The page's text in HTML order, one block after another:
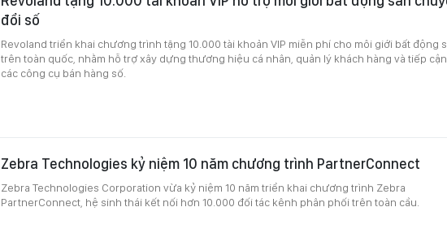
đổi số
Revoland triển khai chương trình tặng 10.000 tài khoản VIP miễn phí cho môi giới bất động
trên toàn quốc, nhằm hỗ trợ xây dựng thương hiệu cá nhân, quản lý khách hàng và tiếp cận
các công cụ bán hàng số.
Zebra Technologies kỷ niệm 10 năm chương trình PartnerConnect
Zebra Technologies Corporation vừa kỷ niệm 10 năm triển khai chương trình Zebra
PartnerConnect, hệ sinh thái kết nối hơn 10.000 đối tác kênh phân phối trên toàn cầu.